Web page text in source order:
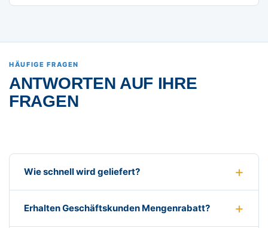
HÄUFIGE FRAGEN
ANTWORTEN AUF IHRE
FRAGEN
Wie schnell wird geliefert?
Erhalten Geschäftskunden Mengenrabatt?